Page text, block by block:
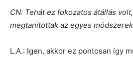
CN: Tehát ez fokozatos átállás
megtanítottak az egyes
L.A.: Igen, akkor ez pontosan így